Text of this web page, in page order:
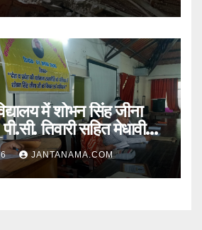
में शोभन सिंह जीना
तिवारी सहित मेधावी
JANTANAMA.COM